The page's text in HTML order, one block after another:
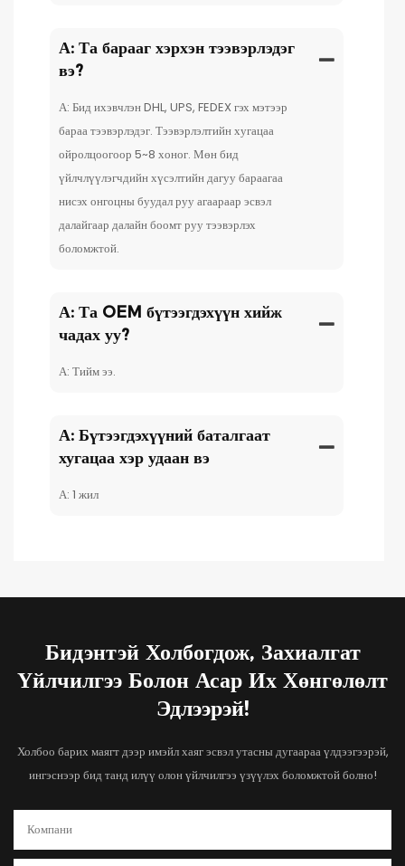
А: Та барааг хэрхэн тээвэрлэдэг
вэ?
А: Бид ихэвчлэн DHL, UPS, FEDEX гэх мэтээр
бараа тээвэрлэдэг. Тээвэрлэлтийн хугацаа
ойролцоогоор 5~8 хоног. Мөн бид
үйлчлүүлэгчдийн хүсэлтийн дагуу бараагаа
нисэх онгоцны буудал руу агаараар эсвэл
далайгаар далайн боомт руу тээвэрлэх
боломжтой.
А: Та OEM бүтээгдэхүүн хийж
чадах уу?
А: Тийм ээ.
А: Бүтээгдэхүүний баталгаат
хугацаа хэр удаан вэ
А: 1 жил
Бидэнтэй Холбогдож, Захиалгат
Үйлчилгээ Болон Асар Их Хөнгөлөлт
Эдлээрэй!
Холбоо барих маягт дээр имэйл хаяг эсвэл утасны дугаараа үлдээгээрэй,
ингэснээр бид танд илүү олон үйлчилгээ үзүүлэх боломжтой болно!
Компани